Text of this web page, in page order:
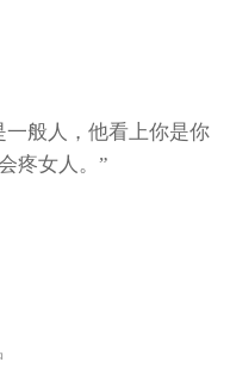
一般人，他看上你是你
疼女人。”